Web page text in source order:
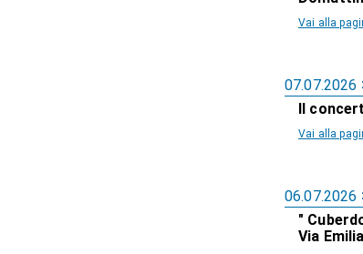
Vai alla
07.07.2026
Il
Vai alla
06.07.2026
"
Via